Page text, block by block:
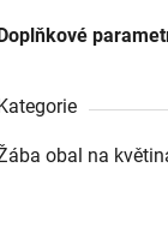
obal na